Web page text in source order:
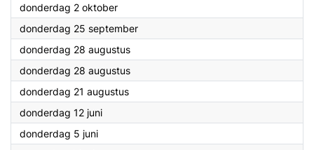
donderdag 2 oktober2025
donderdag 25 september2025
donderdag 28 augustus2025
donderdag 28 augustus2025
donderdag 21 augustus2025
donderdag 12 juni2025
donderdag 5 juni2025